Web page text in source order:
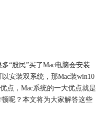
“股民”买了Mac电脑会安装
安装双系统，那Mac装win10
点，Mac系统的一大优点就是
呢？本文将为大家解答这些